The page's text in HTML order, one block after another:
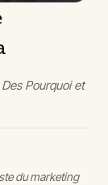
Des Pourquoi et
du marketing